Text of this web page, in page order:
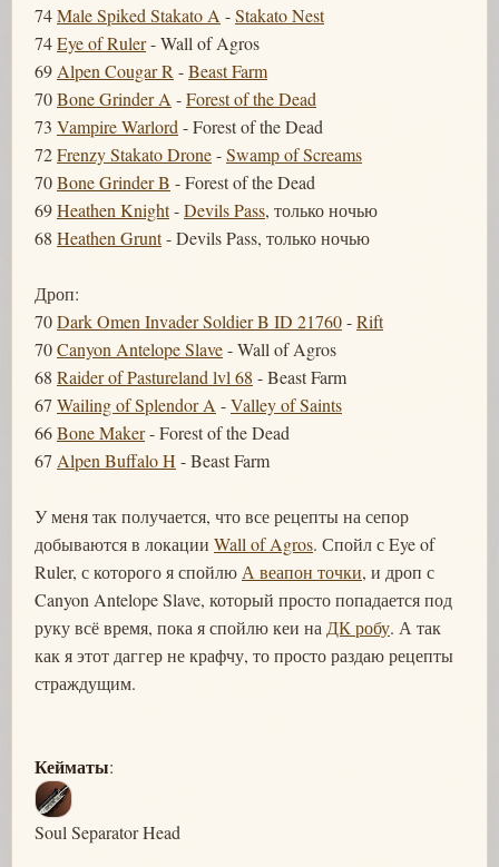
74Male Spiked Stakato A -Stakato Nest
74Eye of Ruler- Wall of Agros
69 Alpen Cougar R -Beast Farm
70Bone Grinder A -Forest of the Dead
73 Vampire Warlord - Forest of the Dead
72Frenzy Stakato Drone-Swamp of Screams
70Bone Grinder B - Forest of the Dead
69Heathen Knight-Devils Pass, только ночью
68 Heathen Grunt- Devils Pass, только ночью
Дроп:
70Dark Omen Invader Soldier B ID 21760-Rift
70Canyon Antelope Slave- Wall of Agros
68 Raider of Pastureland lvl 68 - Beast Farm
67 Wailing of Splendor A -Valley of Saints
66Bone Maker- Forest of the Dead
67 Alpen Buffalo H - Beast Farm
У меня так получается, что все рецепты на сепор
добываются в локации Wall of Agros. Спойл с Eye of
Ruler, с которого я спойлю А веапон точки, и дроп с
Canyon Antelope Slave, который просто попадается под
руку всё время, пока я спойлю кеи на ДК робу. А так
как я этот даггер не крафчу, то просто раздаю рецепты
страждущим.
Кейматы:
Soul Separator Head